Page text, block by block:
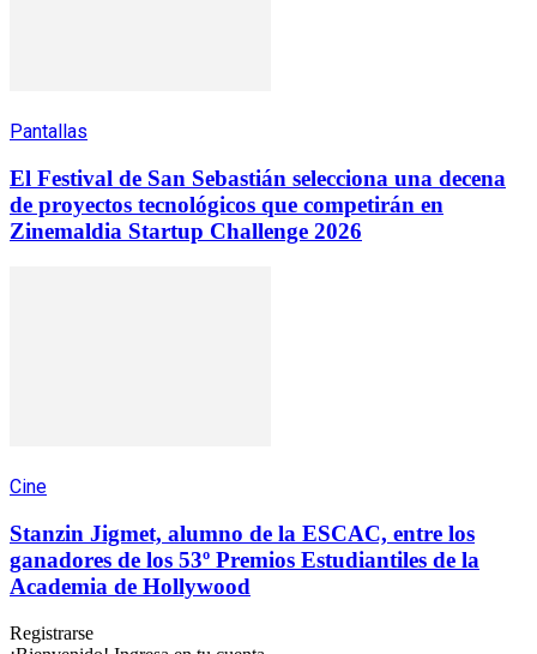
Pantallas
El Festival de San Sebastián selecciona una decena
de proyectos tecnológicos que competirán en
Zinemaldia Startup Challenge 2026
Cine
Stanzin Jigmet, alumno de la ESCAC, entre los
ganadores de los 53º Premios Estudiantiles de la
Academia de Hollywood
Registrarse